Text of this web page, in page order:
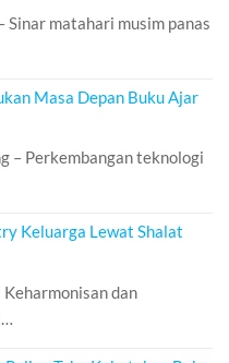
matahari musim panas
Masa Depan Buku Ajar
– Perkembangan teknologi
Keluarga Lewat Shalat
dan